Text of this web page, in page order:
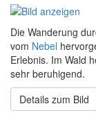
Die Wanderung
vom Nebel
Erlebnis. Im Wald
sehr beruhigend.
Details zum Bild